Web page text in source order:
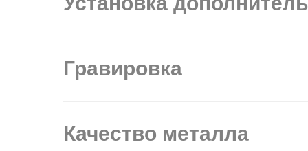
Гравировка
Качество металла